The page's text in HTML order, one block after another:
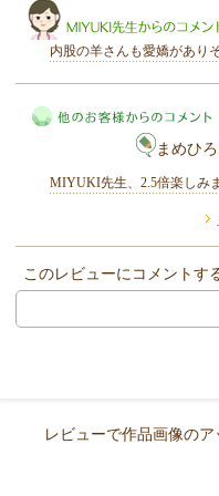
内股の羊さんも愛嬌があり
他のお客様からのコメント
まめひ
MIYUKI先生、2.5倍楽しみ
このレビューにコメントす
レビューで作品画像の